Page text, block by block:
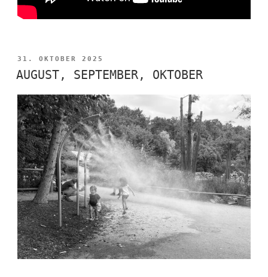
VERÖFFENTLICHT
AM
31. OKTOBER 2025
AUGUST, SEPTEMBER, OKTOBER